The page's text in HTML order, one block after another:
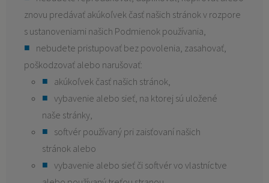
znovu predávať akúkoľvek časť našich stránok v rozpore
s ustanoveniami našich Podmienok používania,
nebudete pristupovať bez povolenia, zasahovať,
poškodzovať alebo narušovať:
akúkoľvek časť našich stránok,
vybavenie alebo sieť, na ktorej sú uložené
naše stránky,
softvér používaný pri zaisťovaní našich
stránok alebo
vybavenie alebo sieť či softvér vo vlastníctve